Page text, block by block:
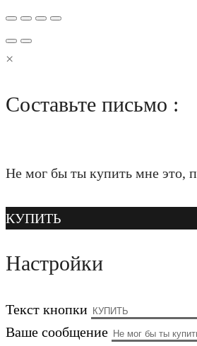
×
Составьте письмо :
Не мог бы ты купить мне это,
КУПИТЬ
Настройки
Текст кнопки
Ваше сообщение